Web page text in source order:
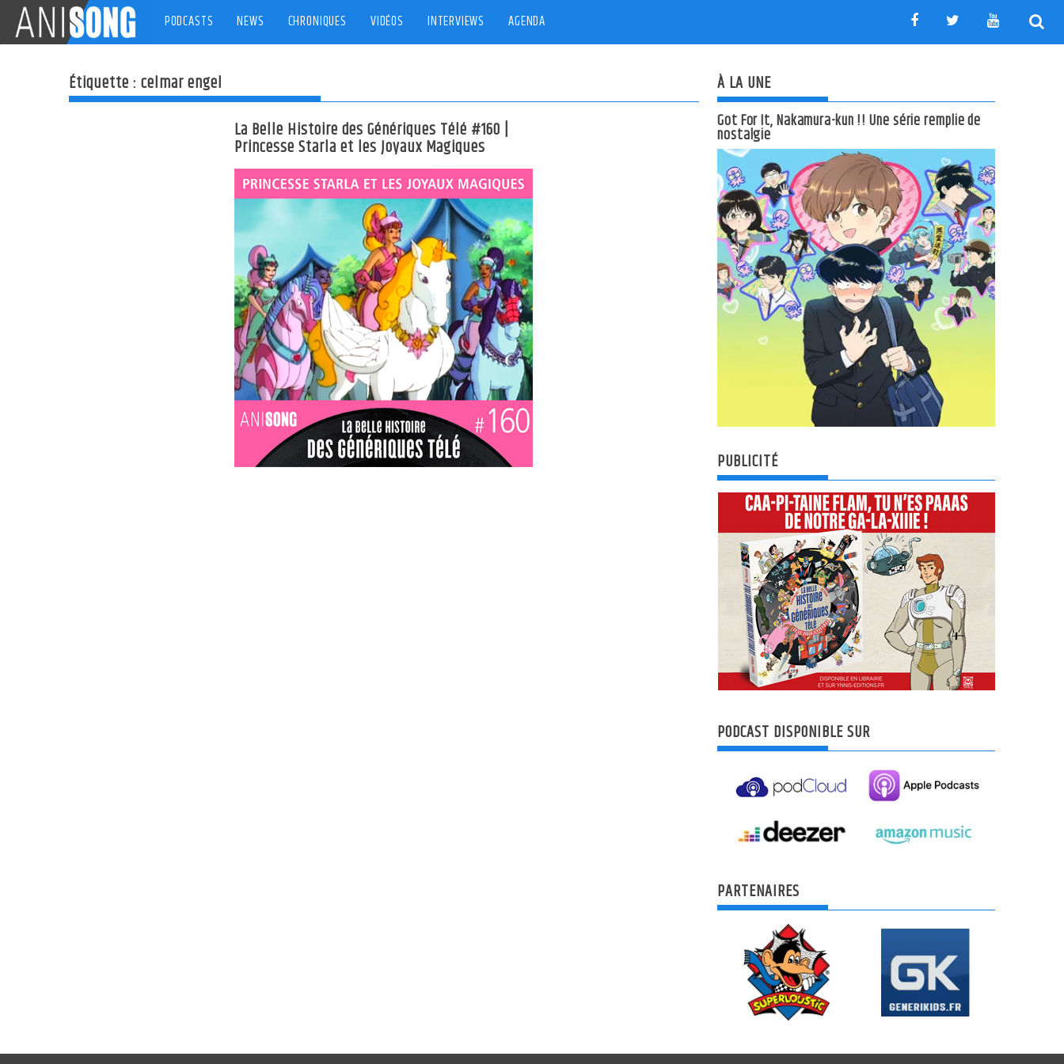
content
PODCASTS NEWS CHRONIQUES VIDÉOS INTERVIEWS AGENDA
Étiquette : celmar engel
La Belle Histoire des Génériques Télé #160 |
Princesse Starla et les Joyaux Magiques
À LA UNE
Got For It, Nakamura-kun !! Une série remplie de
nostalgie
PUBLICITÉ
PODCAST DISPONIBLE SUR
PARTENAIRES